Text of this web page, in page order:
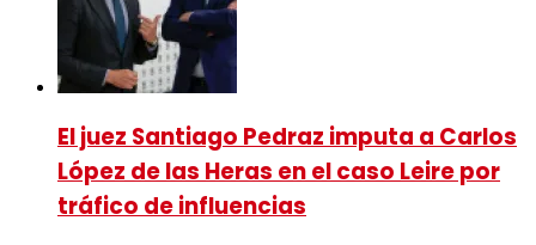
El juez Santiago Pedraz imputa a Carlos
López de las Heras en el caso Leire por
tráfico de influencias